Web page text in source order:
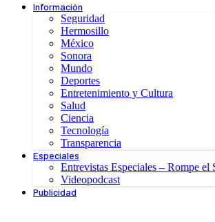
Información
Seguridad
Hermosillo
México
Sonora
Mundo
Deportes
Entretenimiento y Cultura
Salud
Ciencia
Tecnología
Transparencia
Especiales
Entrevistas Especiales – Rompe el
Videopodcast
Publicidad